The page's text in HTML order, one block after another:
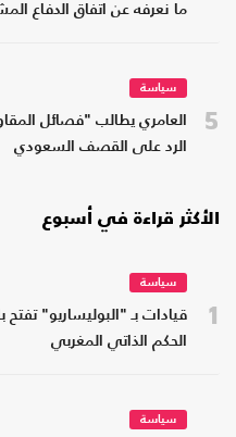
ما نعرفه عن اتفاق الدفاع
5
سياسة
العامري يطالب "فصائل
الرد على القصف السعودي
الأكثر قراءة في أسبوع
1
سياسة
قيادات بـ "البوليساريو"
الحكم الذاتي المغربي
سياسة